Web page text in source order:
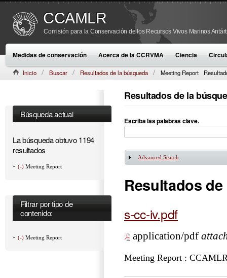
CCAMLR
Comisión para la Conservación de los Recursos Vivos Marinos
Medidas de conservación Acerca de la CCRVMA Ciencia
Inicio Buscar Resultados de la búsqueda Meeting Report
Búsqueda actual
La búsqueda obtuvo 1194
resultados
(-) Meeting Report
Filtrar por tipo de
contenido:
(-) Meeting Report
Resultados de la
Escriba las palabras clave.
Mostrar
Advanced Search
Resultados
s-cc-iv.pdf
application/pdf
Meeting Report :